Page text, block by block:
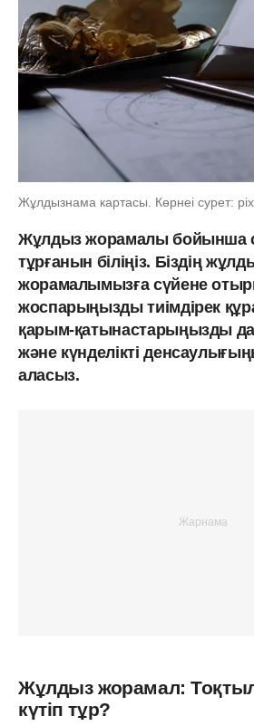
Жұлдызнама картасы. Көрнеі сурет:
Жұлдыз жорамалы бойынша
тұрғанын біліңіз. Біздің
жорамалымызға сүйене
жоспарыңызды тиімдірек
қарым-қатынастарыңызды
және күнделікті
аласыз.
Жұлдыз жорамал:
күтіп тұр?